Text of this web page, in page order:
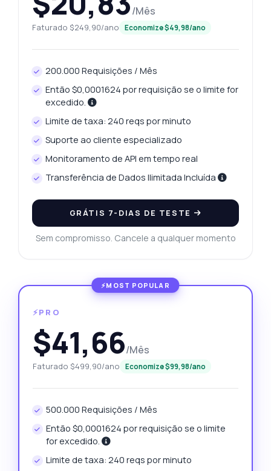
/Mês
Faturado $249,90/ano Economize $49,98/ano
200.000 Requisições / Mês
Então $0,0001624 por requisição se o limite for
excedido.
Limite de taxa: 240 reqs por minuto
Suporte ao cliente especializado
Monitoramento de API em tempo real
Transferência de Dados Ilimitada Incluída
GRÁTIS 7-DIAS DE TESTE
Sem compromisso. Cancele a qualquer momento
⚡PRO
$41,66/Mês
Faturado $499,90/ano Economize $99,98/ano
500.000 Requisições / Mês
Então $0,0001624 por requisição se o limite
for excedido.
Limite de taxa: 240 reqs por minuto